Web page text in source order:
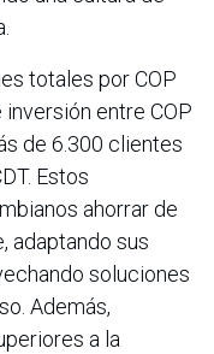
totales por COP
entre COP
de 6.300 clientes
Estos
ahorrar de
adaptando sus
soluciones
Además,
a la